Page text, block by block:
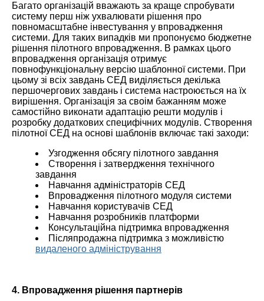
Багато організацій вважають за краще спробувати
систему перш ніж ухвалювати рішення про
повномасштабне інвестування у впровадження
системи. Для таких випадків ми пропонуємо бюджетне
рішення пілотного впровадження. В рамках цього
впровадження організація отримує
повнофункціональну версію шаблонної системи. При
цьому зі всіх завдань СЕД виділяється декілька
першочергових завдань і система настроюється на їх
вирішення. Організація за своім бажанням може
самостійно виконати адаптацію решти модулів і
розробку додаткових специфічних модулів. Створення
пілотної СЕД на основі шаблонів включає такі заходи:
Узгодження обсягу пілотного завдання
Створення і затвердження технічного
завдання
Навчання адміністраторів СЕД
Впровадження пілотного модуля системи
Навчання користувачів СЕД
Навчання розробників платформи
Консультаційна підтримка впровадження
Післяпродажна підтримка з можливістю
видаленого адміністрування
4. Впровадження рішення партнерів